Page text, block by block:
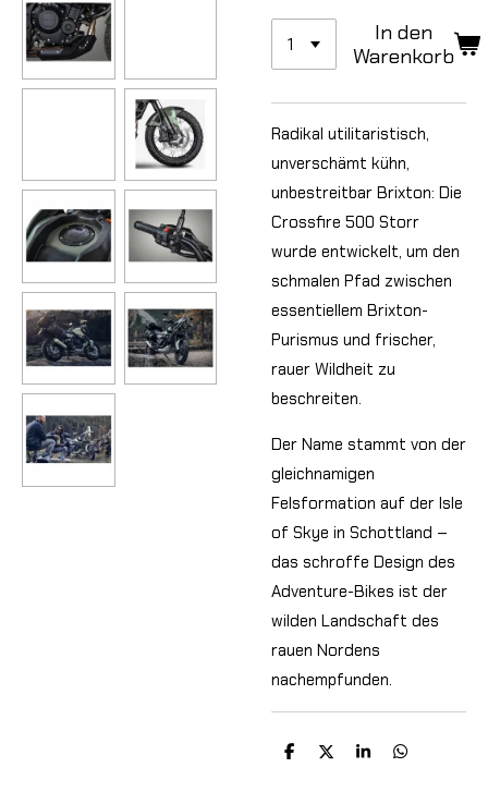
In den
Warenkorb
Radikal utilitaristisch,
unverschämt kühn,
unbestreitbar Brixton: Die
Crossfire 500 Storr
wurde entwickelt, um den
schmalen Pfad zwischen
essentiellem Brixton-
Purismus und frischer,
rauer Wildheit zu
beschreiten.
Der Name stammt von der
gleichnamigen
Felsformation auf der Isle
of Skye in Schottland –
das schroffe Design des
Adventure-Bikes ist der
wilden Landschaft des
rauen Nordens
nachempfunden.
T
T
T
T